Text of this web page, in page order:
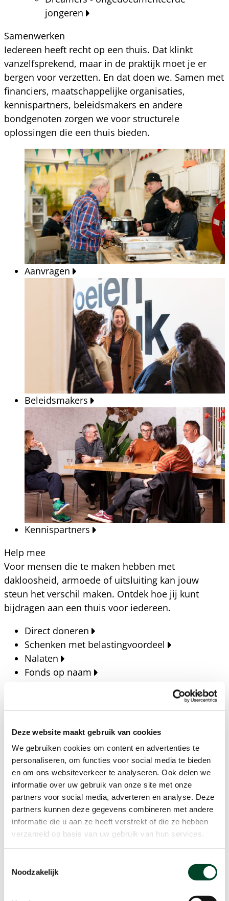
Deze website maakt gebruik van cookies
We gebruiken cookies om content en advertenties te
personaliseren, om functies voor social media te bieden
en om ons websiteverkeer te analyseren. Ook delen we
informatie over uw gebruik van onze site met onze
partners voor social media, adverteren en analyse. Deze
partners kunnen deze gegevens combineren met andere
informatie die u aan ze heeft verstrekt of die ze hebben
verzameld op basis van uw gebruik van hun services.
Noodzakelijk
jongeren
Samenwerken
Iedereen heeft recht op een thuis. Dat klinkt
vanzelfsprekend, maar in de praktijk moet je er
bergen voor verzetten. En dat doen we. Samen met
financiers, maatschappelijke organisaties,
kennispartners, beleidsmakers en andere
bondgenoten zorgen we voor structurele
oplossingen die een thuis bieden.
Aanvragen
Beleidsmakers
Kennispartners
Help mee
Voor mensen die te maken hebben met
dakloosheid, armoede of uitsluiting kan jouw
steun het verschil maken. Ontdek hoe jij kunt
bijdragen aan een thuis voor iedereen.
Direct doneren
Schenken met belastingvoordeel
Nalaten
Fonds op naam
Blijf op de hoogte van het laatste nieuws, verhalen,
publicaties en ontwikkelingen rondom Kansfonds
en onze missie.
Nieuwsberichten
Nieuws
Verhalen
Beeldbanken
Foto's bestaanszekerheid
Agenda